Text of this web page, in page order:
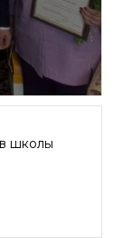
школы